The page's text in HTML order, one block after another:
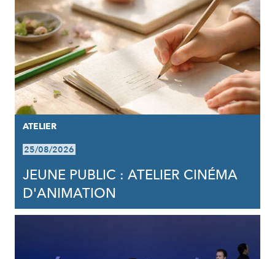
ATELIER
25/08/2026
JEUNE PUBLIC : ATELIER CINÉMA
D'ANIMATION